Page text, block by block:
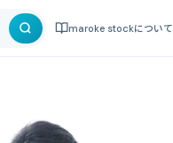
maroke stockについて